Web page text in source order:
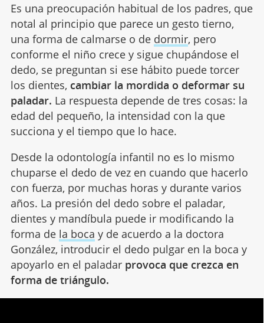
Es una preocupación habitual de los padres, que
notal al principio que parece un gesto tierno,
una forma de calmarse o de dormir, pero
conforme el niño crece y sigue chupándose el
dedo, se preguntan si ese hábito puede torcer
los dientes, cambiar la mordida o deformar su
paladar. La respuesta depende de tres cosas: la
edad del pequeño, la intensidad con la que
succiona y el tiempo que lo hace.
Desde la odontología infantil no es lo mismo
chuparse el dedo de vez en cuando que hacerlo
con fuerza, por muchas horas y durante varios
años. La presión del dedo sobre el paladar,
dientes y mandíbula puede ir modificando la
forma de la boca y de acuerdo a la doctora
González, introducir el dedo pulgar en la boca y
apoyarlo en el paladar provoca que crezca en
forma de triángulo.